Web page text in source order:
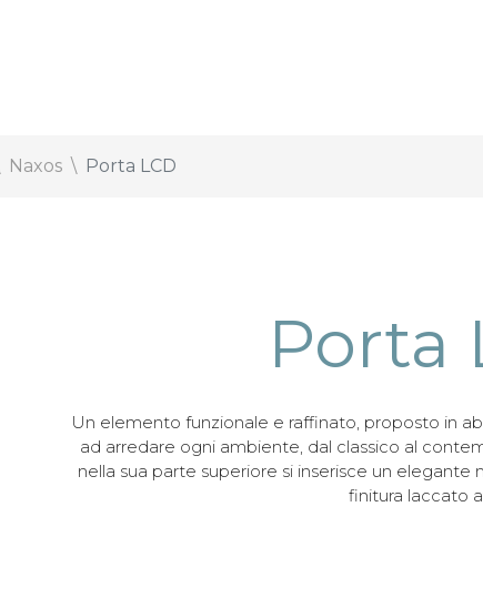
Naxos Porta LCD
Porta
Un elemento funzionale e raffinato, proposto in
ad arredare ogni ambiente, dal classico al
nella sua parte superiore si inserisce un
finitura laccato